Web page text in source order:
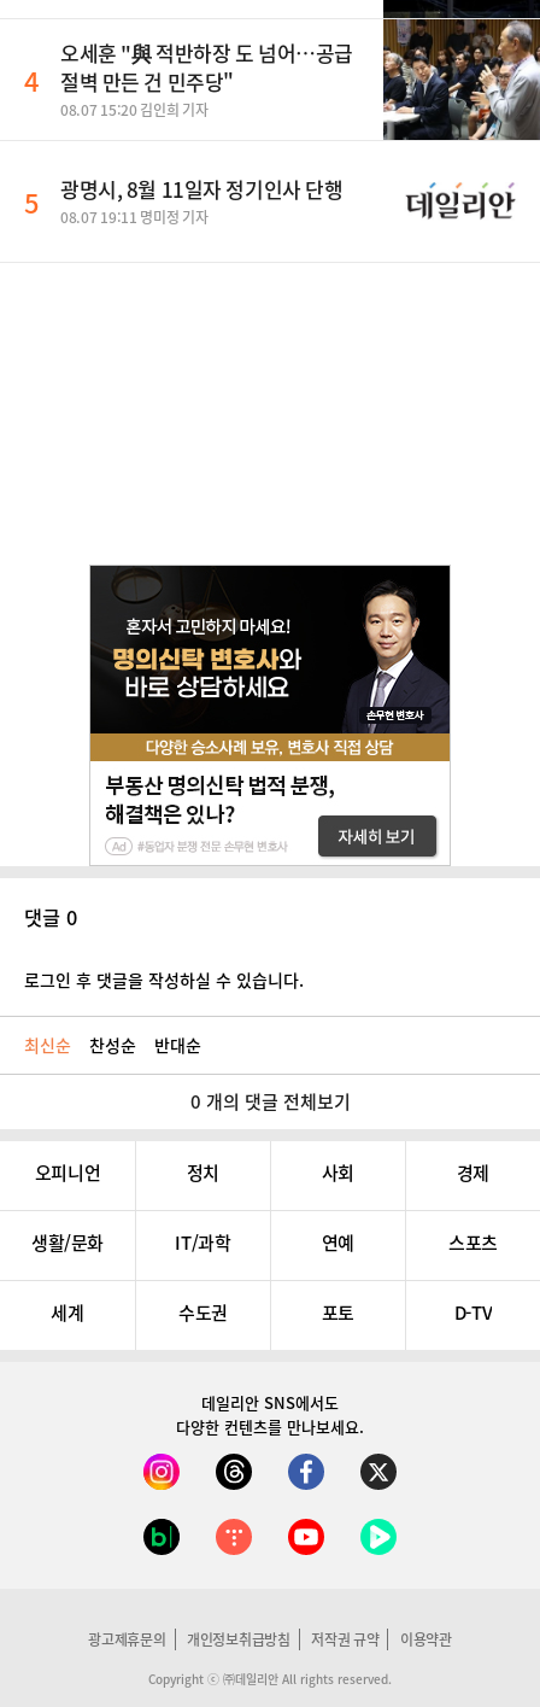
4
오세훈 "與 적반하장 도 넘어…공급
절벽 만든 건 민주당"
08.07 15:20 김인희 기자
5 광명시, 8월 11일자 정기인사 단행
08.07 19:11 명미정 기자
댓글 0
로그인 후 댓글을 작성하실 수 있습니다.
최신순 찬성순 반대순
0 개의 댓글 전체보기
오피니언 정치 사회 경제
생활/문화 IT/과학 연예 스포츠
세계 수도권 포토 D-TV
데일리안 SNS에서도
다양한 컨텐츠를 만나보세요.
광고제휴문의 개인정보취급방침 저작권 규약 이용약관
Copyright ⓒ ㈜데일리안 All rights reserved.